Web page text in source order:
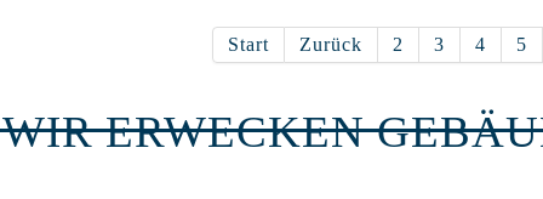
Start Zurück 2 3 4 5
WIR ERWECKEN